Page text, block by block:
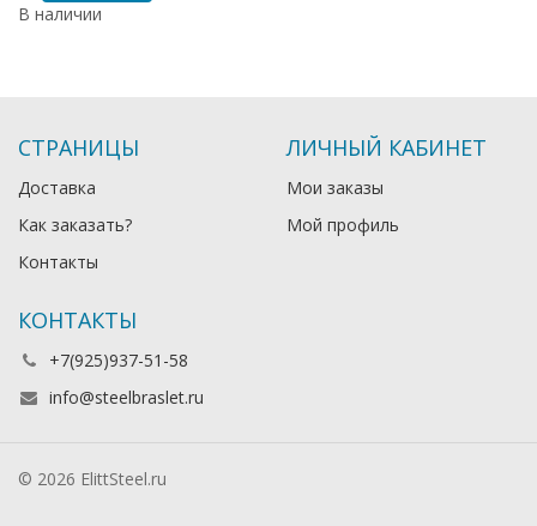
В наличии
СТРАНИЦЫ
Доставка
Как заказать?
Контакты
ЛИЧНЫЙ КАБИНЕТ
Мои заказы
Мой профиль
КОНТАКТЫ
+7(925)937-51-58
info@steelbraslet.ru
© 2026 ElittSteel.ru